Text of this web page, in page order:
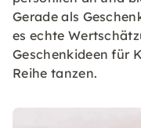
Gerade als
es echte
Geschenkideen für
Reihe tanzen.